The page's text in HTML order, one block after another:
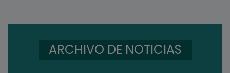
ARCHIVO DE NOTICIAS